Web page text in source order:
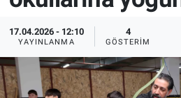
17.04.2026 - 12:10
YAYINLANMA
4
GÖSTERIM
İletişim
Künye
Tüm Manşetler
Son Dakika Haberleri